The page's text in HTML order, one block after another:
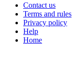
Contact us
Terms and rules
Privacy policy
Help
Home